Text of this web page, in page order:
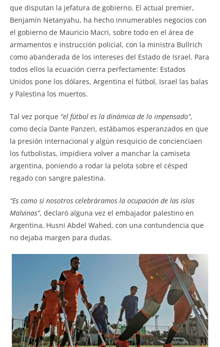
que disputan la jefatura de gobierno. El actual premier,
Benjamín Netanyahu, ha hecho innumerables negocios con
el gobierno de Mauricio Macri, sobre todo en el área de
armamentos e instrucción policial, con la ministra Bullrich
como abanderada de los intereses del Estado de Israel. Para
todos ellos la ecuación cierra perfectamente: Estados
Unidos pone los dólares, Argentina el fútbol, Israel las balas
y Palestina los muertos.
Tal vez porque “el fútbol es la dinámica de lo impensado”,
como decía Dante Panzeri, estábamos esperanzados en que
la presión internacional y algún resquicio de concienciaen
los futbolistas, impidiera volver a manchar la camiseta
argentina, poniendo a rodar la pelota sobre el césped
regado con sangre palestina.
“Es como si nosotros celebráramos la ocupación de las islas
Malvinas”, declaró alguna vez el embajador palestino en
Argentina, Husni Abdel Wahed, con una contundencia que
no dejaba margen para dudas.